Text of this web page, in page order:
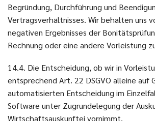
Begründung, Durchführung und
Vertragsverhältnisses. Wir behalten uns
negativen Ergebnisses der
Rechnung oder eine andere Vorleistung
14.4. Die Entscheidung, ob wir in
entsprechend Art. 22 DSGVO alleine auf
automatisierten Entscheidung im
Software unter Zugrundelegung der
Wirtschaftsauskunftei vornimmt.